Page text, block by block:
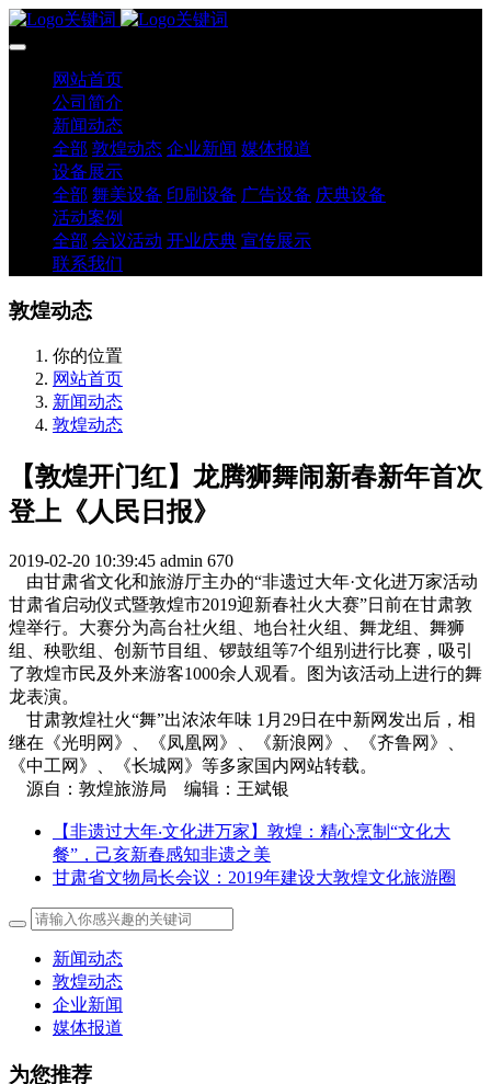
网站首页
公司简介
新闻动态
全部 敦煌动态 企业新闻 媒体报道
设备展示
全部 舞美设备 印刷设备 广告设备 庆典设备
活动案例
全部 会议活动 开业庆典 宣传展示
联系我们
敦煌动态
你的位置
网站首页
新闻动态
敦煌动态
【敦煌开门红】龙腾狮舞闹新春新年首次
登上《人民日报》
2019-02-20 10:39:45 admin 670
由甘肃省文化和旅游厅主办的“非遗过大年·文化进万家活动
甘肃省启动仪式暨敦煌市2019迎新春社火大赛”日前在甘肃敦
煌举行。大赛分为高台社火组、地台社火组、舞龙组、舞狮
组、秧歌组、创新节目组、锣鼓组等7个组别进行比赛，吸引
了敦煌市民及外来游客1000余人观看。图为该活动上进行的舞
龙表演。
甘肃敦煌社火“舞”出浓浓年味 1月29日在中新网发出后，相
继在《光明网》、《凤凰网》、《新浪网》、《齐鲁网》、
《中工网》、《长城网》等多家国内网站转载。
源自：敦煌旅游局 编辑：王斌银
【非遗过大年‧文化进万家】敦煌：精心烹制“文化大
餐”，己亥新春感知非遗之美
甘肃省文物局长会议：2019年建设大敦煌文化旅游圈
新闻动态
敦煌动态
企业新闻
媒体报道
为您推荐